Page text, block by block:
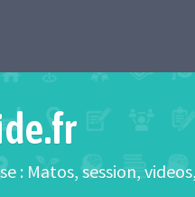
: Matos, session,